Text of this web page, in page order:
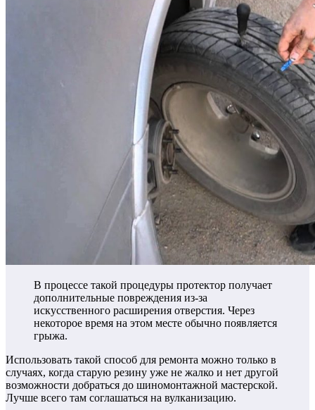
В процессе такой процедуры протектор получает
дополнительные повреждения из-за
искусственного расширения отверстия. Через
некоторое время на этом месте обычно появляется
грыжа.
Использовать такой способ для ремонта можно только в
случаях, когда старую резину уже не жалко и нет другой
возможности добраться до шиномонтажной мастерской.
Лучше всего там соглашаться на вулканизацию.